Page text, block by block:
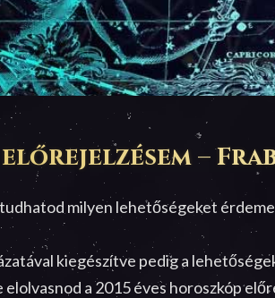
–
milyen lehetőségeket
kiegészítve pedig a
a 2015 éves horoszkóp